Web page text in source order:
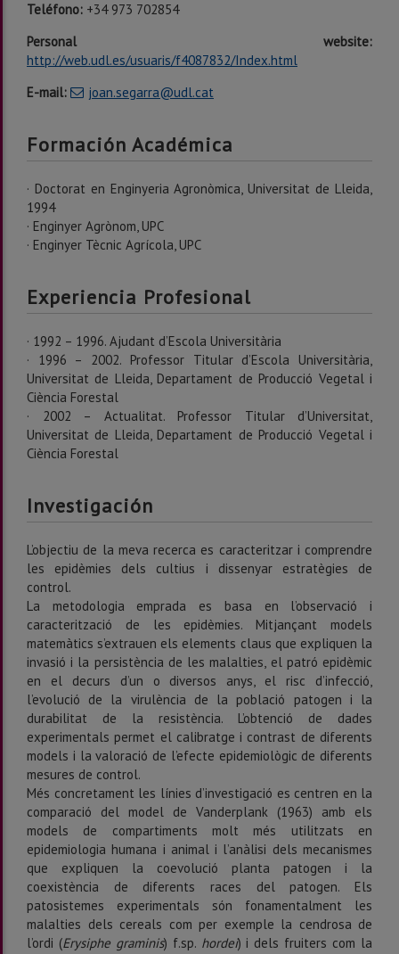
Teléfono: +34 973 702854
Personal website:
http://web.udl.es/usuaris/f4087832/Index.html
E-mail:
joan.segarra@udl.cat
Formación Académica
· Doctorat en Enginyeria Agronòmica, Universitat de Lleida,
1994
· Enginyer Agrònom, UPC
· Enginyer Tècnic Agrícola, UPC
Experiencia Profesional
· 1992 – 1996. Ajudant d’Escola Universitària
· 1996 – 2002. Professor Titular d’Escola Universitària,
Universitat de Lleida, Departament de Producció Vegetal i
Ciència Forestal
· 2002 – Actualitat. Professor Titular d’Universitat,
Universitat de Lleida, Departament de Producció Vegetal i
Ciència Forestal
Investigación
L’objectiu de la meva recerca es caracteritzar i comprendre
les epidèmies dels cultius i dissenyar estratègies de
control.
La metodologia emprada es basa en l’observació i
caracterització de les epidèmies. Mitjançant models
matemàtics s’extrauen els elements claus que expliquen la
invasió i la persistència de les malalties, el patró epidèmic
en el decurs d’un o diversos anys, el risc d’infecció,
l’evolució de la virulència de la població patogen i la
durabilitat de la resistència. L’obtenció de dades
experimentals permet el calibratge i contrast de diferents
models i la valoració de l’efecte epidemiològic de diferents
mesures de control.
Més concretament les línies d’investigació es centren en la
comparació del model de Vanderplank (1963) amb els
models de compartiments molt més utilitzats en
epidemiologia humana i animal i l’anàlisi dels mecanismes
que expliquen la coevolució planta patogen i la
coexistència de diferents races del patogen. Els
patosistemes experimentals són fonamentalment les
malalties dels cereals com per exemple la cendrosa de
l’ordi (Erysiphe graminis) f.sp. hordei) i dels fruiters com la